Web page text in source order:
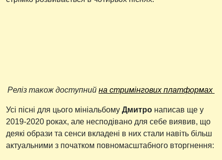
Реліз також доступний на стримінгових платформах
Усі пісні для цього мініальбому Дмитро написав ще у
2019-2020 роках, але несподівано для себе виявив, що
деякі образи та сенси вкладені в них стали навіть більш
актуальними з початком повномасштабного вторгнення: